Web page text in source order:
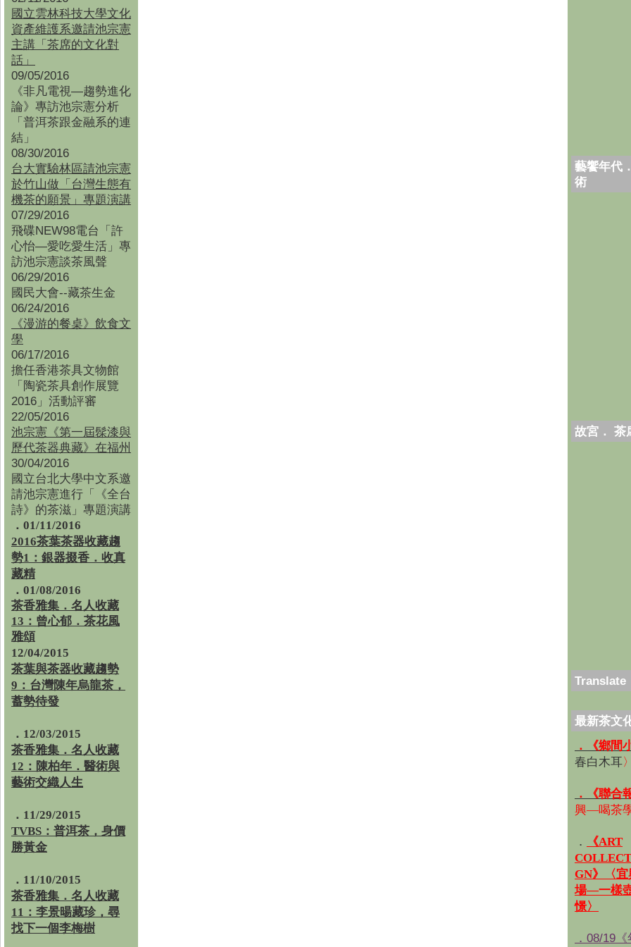
國立雲林科技大學文化
資產維護系邀請池宗憲
主講「茶席的文化對
話」
09/05/2016
《非凡電視—趨勢進化
論》專訪池宗憲分析
「普洱茶跟金融系的連
結」
08/30/2016
台大實驗林區請池宗憲
於竹山做「台灣生態有
機茶的願景」專題演講
07/29/2016
飛碟NEW98電台「許
心怡—愛吃愛生活」專
訪池宗憲談茶風聲
06/29/2016
國民大會--藏茶生金
06/24/2016
《漫游的餐桌》飲食文
學
06/17/2016
擔任香港茶具文物館
「陶瓷茶具創作展覽
2016」活動評審
22/05/2016
池宗憲《第一屆髹漆與
歷代茶器典藏》在福州
30/04/2016
國立台北大學中文系邀
請池宗憲進行「《全台
詩》的茶滋」專題演講
．01/11/2016
2016茶葉茶器收藏趨
勢1：銀器掇香．收真
藏精
．01/08/2016
茶香雅集 ． 名人收藏
13：曾心郁．茶花風
雅頌
12/04/2015
茶葉與茶器收藏趨勢
9：台灣陳年烏龍茶，
蓄勢待發
．12/03/2015
茶香雅集．名人收藏
12：陳柏年．醫術與
藝術交織人生
．11/29/2015
TVBS：普洱茶，身價
勝黃金
．11/10/2015
茶香雅集．名人收藏
11：李景暘藏珍，尋
找下一個李梅樹
藝饗年代
術
故宮． 茶
Translate
最新茶文
．《鄉間
春白木耳〉
．《聯合
興—喝茶
．
《ART
GN》〈
場—一樣
憬〉
．08/19